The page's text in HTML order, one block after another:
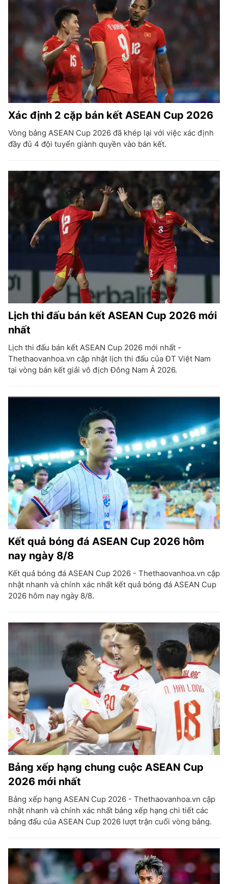
Xác định 2 cặp bán kết ASEAN Cup 2026
Vòng bảng ASEAN Cup 2026 đã khép lại với việc xác định
đầy đủ 4 đội tuyển giành quyền vào bán kết.
Lịch thi đấu bán kết ASEAN Cup 2026 mới
nhất
Lịch thi đấu bán kết ASEAN Cup 2026 mới nhất -
Thethaovanhoa.vn cập nhật lịch thi đấu của ĐT Việt Nam
tại vòng bán kết giải vô địch Đông Nam Á 2026.
Kết quả bóng đá ASEAN Cup 2026 hôm
nay ngày 8/8
Kết quả bóng đá ASEAN Cup 2026 - Thethaovanhoa.vn cập
nhật nhanh và chính xác nhất kết quả bóng đá ASEAN Cup
2026 hôm nay ngày 8/8.
Bảng xếp hạng chung cuộc ASEAN Cup
2026 mới nhất
Bảng xếp hạng ASEAN Cup 2026 - Thethaovanhoa.vn cập
nhật nhanh và chính xác nhất bảng xếp hạng chi tiết các
bảng đấu của ASEAN Cup 2026 lượt trận cuối vòng bảng.